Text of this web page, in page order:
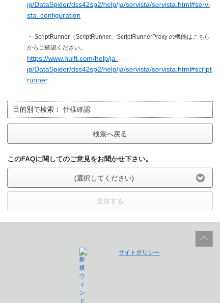
jp/DataSpider/dss42sp2/help/ja/servista/servista.html#servi
sta_configuration
・ ScriptRunner（ScriptRunner、ScriptRunnerProxy の機能はこちら
からご確認ください。
https://www.hulft.com/help/ja-
jp/DataSpider/dss42sp2/help/ja/servista/servista.html#script
runner
目的別で検索： 仕様確認
検索へ戻る
このFAQに関してのご意見をお聞かせ下さい。
(選択してください)
送信する
サイトポリシー